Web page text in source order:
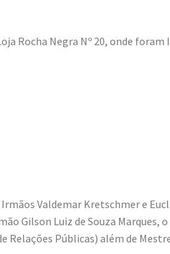
Rocha Negra Nº 20, onde
Valdemar Kretschmer e
Gilson Luiz de Souza Marques,
Relações Públicas) além de